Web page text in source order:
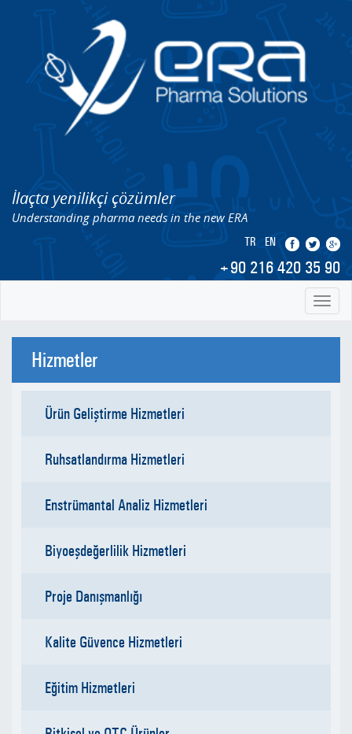
İlaçta yenilikçi çözümler
Understanding pharma needs in the new ERA
TR EN
+90 216 420 35 90
Toggle
Hizmetler
Ürün Geliştirme Hizmetleri
Ruhsatlandırma Hizmetleri
Enstrümantal Analiz Hizmetleri
Biyoeşdeğerlilik Hizmetleri
Proje Danışmanlığı
Kalite Güvence Hizmetleri
Eğitim Hizmetleri